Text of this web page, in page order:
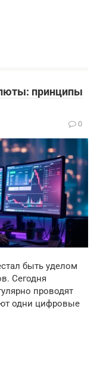
принципы
0
быть уделом
Сегодня
проводят
одни цифровые